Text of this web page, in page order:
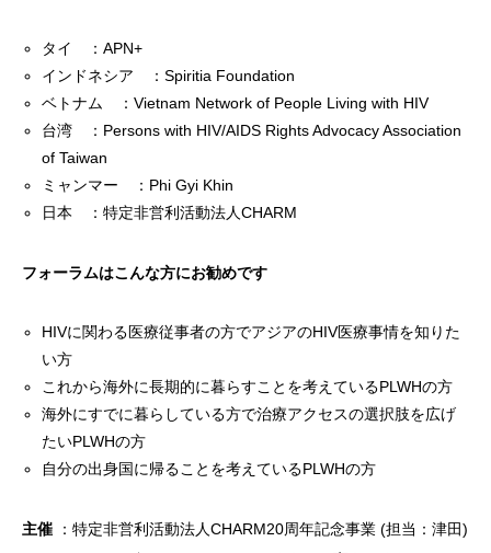
タイ ：APN+
インドネシア ：Spiritia Foundation
ベトナム ：Vietnam Network of People Living with HIV
台湾 ：Persons with HIV/AIDS Rights Advocacy Association
of Taiwan
ミャンマー ：Phi Gyi Khin
日本 ：特定非営利活動法人CHARM
フォーラムはこんな方にお勧めです
HIVに関わる医療従事者の方でアジアのHIV医療事情を知りた
い方
これから海外に長期的に暮らすことを考えているPLWHの方
海外にすでに暮らしている方で治療アクセスの選択肢を広げ
たいPLWHの方
自分の出身国に帰ることを考えているPLWHの方
主催 ：特定非営利活動法人CHARM20周年記念事業 (担当：津田)